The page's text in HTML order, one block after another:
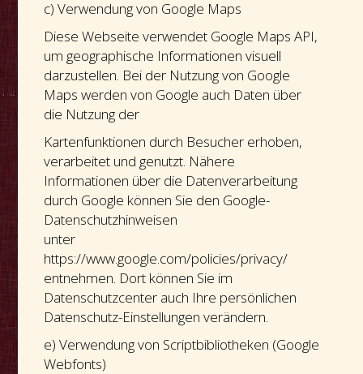
c) Verwendung von Google Maps
Diese Webseite verwendet Google Maps API,
um geographische Informationen visuell
darzustellen. Bei der Nutzung von Google
Maps werden von Google auch Daten über
die Nutzung der
Kartenfunktionen durch Besucher erhoben,
verarbeitet und genutzt. Nähere
Informationen über die Datenverarbeitung
durch Google können Sie den Google-
Datenschutzhinweisen
unter
https://www.google.com/policies/privacy/
entnehmen. Dort können Sie im
Datenschutzcenter auch Ihre persönlichen
Datenschutz-Einstellungen verändern.
e) Verwendung von Scriptbibliotheken (Google
Webfonts)